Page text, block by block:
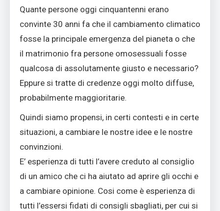
Quante persone oggi cinquantenni erano
convinte 30 anni fa che il cambiamento climatico
fosse la principale emergenza del pianeta o che
il matrimonio fra persone omosessuali fosse
qualcosa di assolutamente giusto e necessario?
Eppure si tratte di credenze oggi molto diffuse,
probabilmente maggioritarie.
Quindi siamo propensi, in certi contesti e in certe
situazioni, a cambiare le nostre idee e le nostre
convinzioni.
E’ esperienza di tutti l’avere creduto al consiglio
di un amico che ci ha aiutato ad aprire gli occhi e
a cambiare opinione. Cosi come è esperienza di
tutti l’essersi fidati di consigli sbagliati, per cui si